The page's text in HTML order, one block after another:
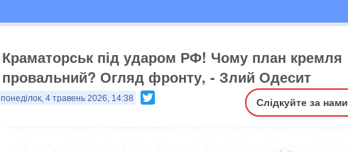
Краматорськ під ударом РФ! Чому план кремля
провальний? Огляд фронту, - Злий Одесит
понеділок, 4 травень 2026, 14:38 Слідкуйте за нами